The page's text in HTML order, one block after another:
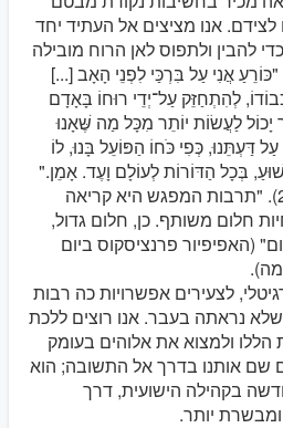
אנו מציצים אל העתיד יחד
להבין ולתפוס לאן הרוח מובילה
אֲנִי עַל בִּרְכַּי לִפְנֵי הָאָב [...]
לְהִתְחַזֵּק עַל־יְדֵי רוּחוֹ בָּאָדָם
לַעֲשׂוֹת יוֹתֵר מִכָּל מַה שֶּׁאָנוּ
דַּעְתֵּנוּ, כְּפִי כֹּחוֹ הַפּוֹעֵל בָּנוּ, לוֹ
בְּכָל הַדּוֹרוֹת לְעוֹלָם וָעֶד. אָמֵן."
(אפסים ג: 14, 16, 21-20). "תרבות המפגש היא קריאה
חלום משותף. כן, חלום גדול,
(האפיפיור פרנציסקוס ביום
לצעירים אפשרויות כה רבות
נראתה בעבר. אנו רוצים ללכת
ולמצוא את אלוהים בעומק
שם אותנו בדרך אל התשובה; הוא
בקהילה הישועית, דרך
יותר.